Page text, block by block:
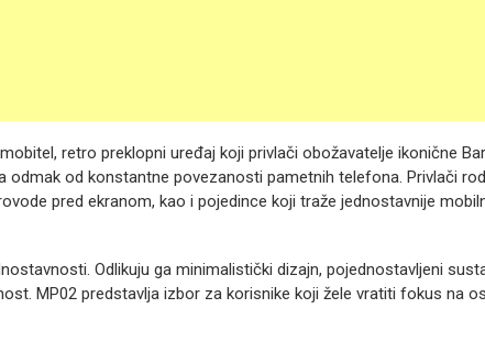
retro preklopni uređaj koji privlači obožavatelje ikonične
odmak od konstantne povezanosti pametnih telefona. Privlači
pred ekranom, kao i pojedince koji traže jednostavnije
Odlikuju ga minimalistički dizajn, pojednostavljeni
MP02 predstavlja izbor za korisnike koji žele vratiti fokus na